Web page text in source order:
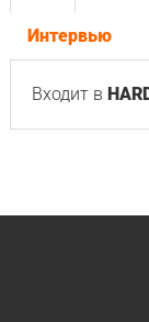
Интервью
Входит в